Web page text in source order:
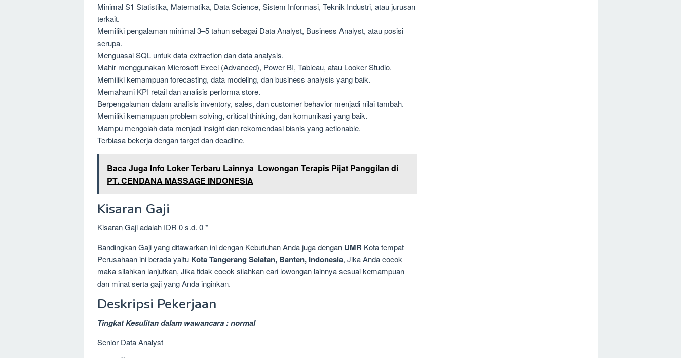
Minimal S1 Statistika, Matematika, Data Science, Sistem Informasi, Teknik Industri, atau jurusan
terkait.
Memiliki pengalaman minimal 3–5 tahun sebagai Data Analyst, Business Analyst, atau posisi
serupa.
Menguasai SQL untuk data extraction dan data analysis.
Mahir menggunakan Microsoft Excel (Advanced), Power BI, Tableau, atau Looker Studio.
Memiliki kemampuan forecasting, data modeling, dan business analysis yang baik.
Memahami KPI retail dan analisis performa store.
Berpengalaman dalam analisis inventory, sales, dan customer behavior menjadi nilai tambah.
Memiliki kemampuan problem solving, critical thinking, dan komunikasi yang baik.
Mampu mengolah data menjadi insight dan rekomendasi bisnis yang actionable.
Terbiasa bekerja dengan target dan deadline.
Baca Juga Info Loker Terbaru Lainnya Lowongan Terapis Pijat Panggilan di
PT. CENDANA MASSAGE INDONESIA
Kisaran Gaji
Kisaran Gaji adalah IDR 0 s.d. 0 *
Bandingkan Gaji yang ditawarkan ini dengan Kebutuhan Anda juga dengan UMR Kota tempat
Perusahaan ini berada yaitu Kota Tangerang Selatan, Banten, Indonesia, Jika Anda cocok
maka silahkan lanjutkan, Jika tidak cocok silahkan cari lowongan lainnya sesuai kemampuan
dan minat serta gaji yang Anda inginkan.
Deskripsi Pekerjaan
Tingkat Kesulitan dalam wawancara : normal
Senior Data Analyst